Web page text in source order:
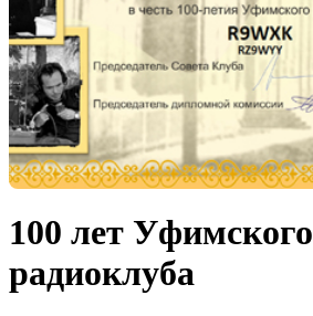
100 лет Уфимского
радиоклуба